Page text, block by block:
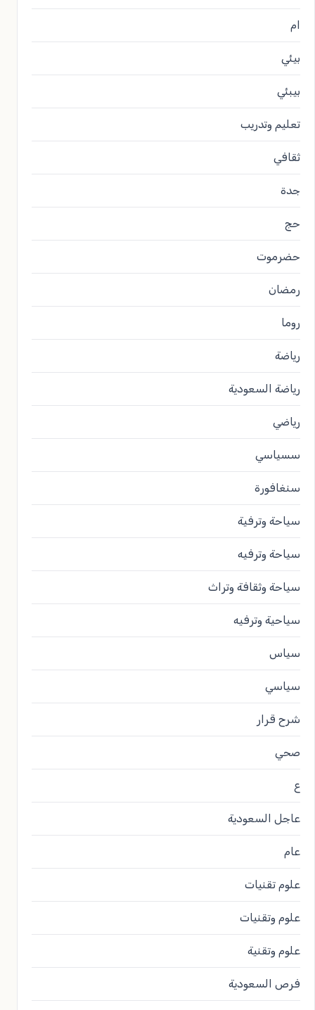
ام
بيئي
بيبئي
تعليم وتدريب
ثقافي
جدة
حج
حضرموت
رمضان
روما
رياضة
رياضة السعودية
رياضي
سسياسي
سنغافورة
سياحة وترفية
سياحة وترفيه
سياحة وثقافة وتراث
سياحية وترفيه
سياس
سياسي
شرح قرار
صحي
ع
عاجل السعودية
عام
علوم تقنيات
علوم وتقنيات
علوم وتقنية
فرص السعودية